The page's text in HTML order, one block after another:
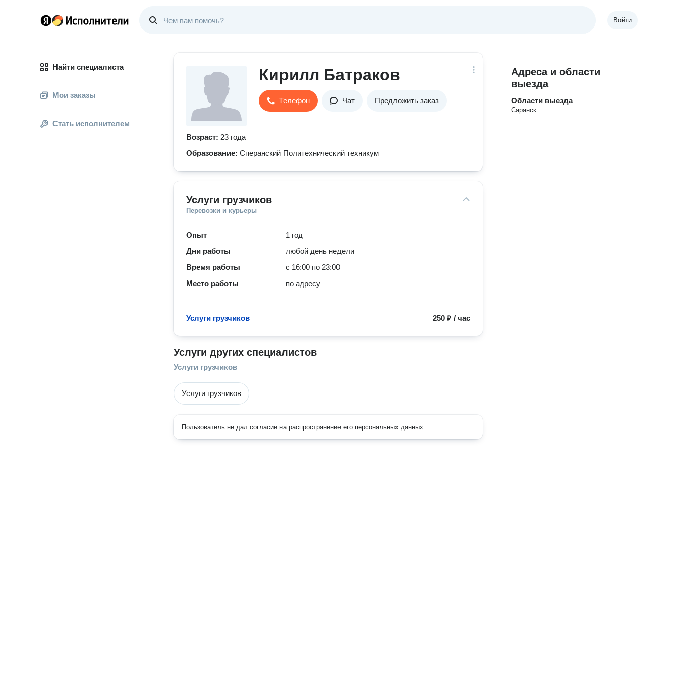
Войти
Найти специалиста
Мои заказы
Стать исполнителем
Кирилл Батраков
Телефон Чат Предложить заказ
Возраст: 23 года
Образование: Сперанский Политехнический техникум
Услуги грузчиков
Перевозки и курьеры
Опыт
1 год
Дни работы
любой день недели
Время работы
с 16:00 по 23:00
Место работы
по адресу
250 ₽ /час
Услуги грузчиков
Услуги других специалистов
Услуги грузчиков
Услуги грузчиков
Пользователь не дал согласие на распространение его персональных данных
Адреса и области
выезда
Области выезда
Саранск